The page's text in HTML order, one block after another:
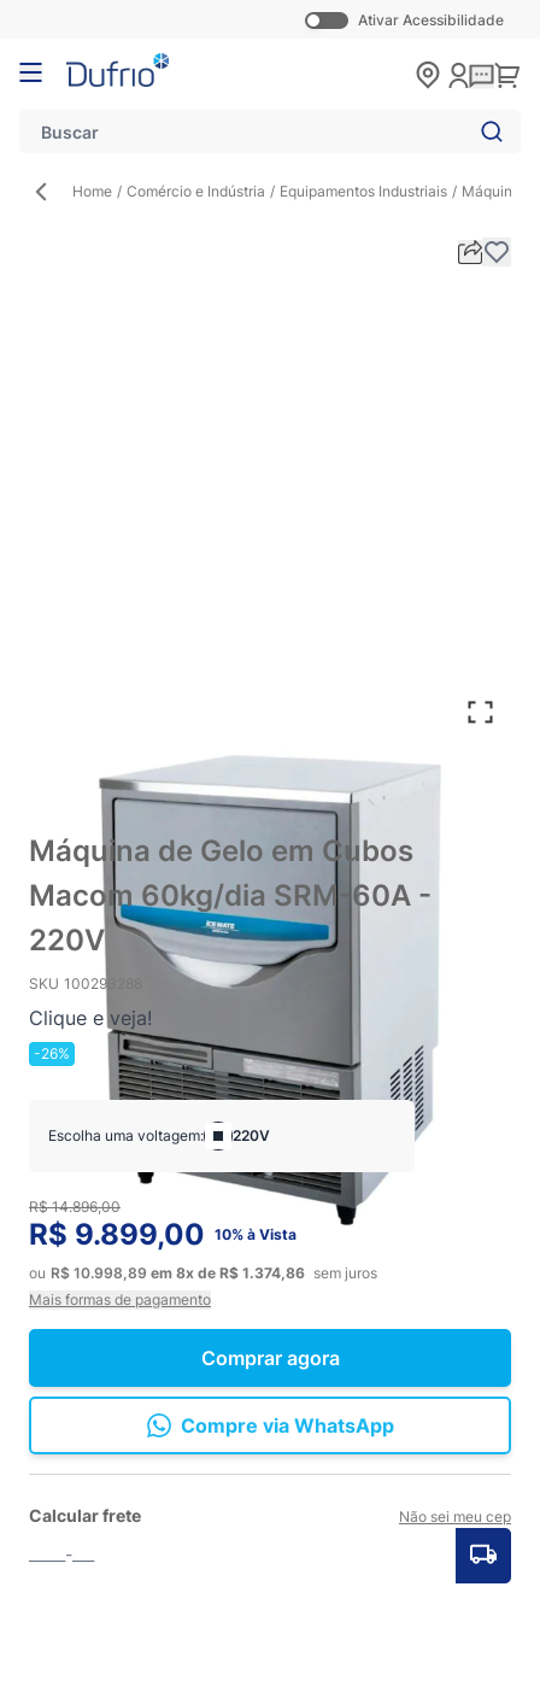
Ativar Acessibilidade
Pular para o conteúdo
Home / Comércio e Indústria / Equipamentos Industriais / Máquina
Máquina de Gelo em Cubos
Macom 60kg/dia SRM-60A -
220V
SKU 100293288
Clique e veja!
-26%
Comprar agora
Escolha uma voltagem: 220V
R$ 9.899,00 10% à Vista
ou R$ 10.998,89 em 8x de R$ 1.374,86 sem juros
Mais formas de pagamento
Compre via WhatsApp
R$ 14.896,00
Calcular frete Não sei meu cep